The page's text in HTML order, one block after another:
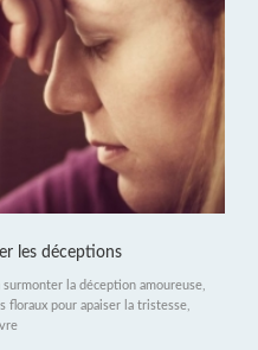
les déceptions
la déception amoureuse,
pour apaiser la tristesse,